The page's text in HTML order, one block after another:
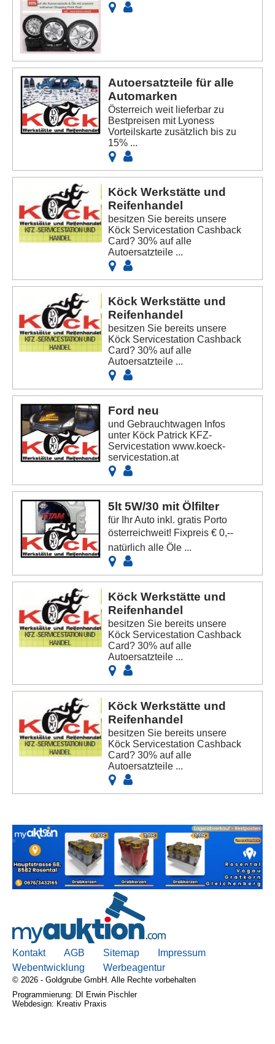
Autoersatzteile für alle
Automarken
Österreich weit lieferbar zu
Bestpreisen mit Lyoness
Vorteilskarte zusätzlich bis zu
15% ...
Köck Werkstätte und
Reifenhandel
besitzen Sie bereits unsere
Köck Servicestation Cashback
Card? 30% auf alle
Autoersatzteile ...
Köck Werkstätte und
Reifenhandel
besitzen Sie bereits unsere
Köck Servicestation Cashback
Card? 30% auf alle
Autoersatzteile ...
Ford neu
und Gebrauchtwagen Infos
unter Köck Patrick KFZ-
Servicestation www.koeck-
servicestation.at
5lt 5W/30 mit Ölfilter
für Ihr Auto inkl. gratis Porto
österreichweit! Fixpreis € 0,--
natürlich alle Öle ...
Köck Werkstätte und
Reifenhandel
besitzen Sie bereits unsere
Köck Servicestation Cashback
Card? 30% auf alle
Autoersatzteile ...
Köck Werkstätte und
Reifenhandel
besitzen Sie bereits unsere
Köck Servicestation Cashback
Card? 30% auf alle
Autoersatzteile ...
Kontakt AGB Sitemap
Impressum
Webentwicklung
Werbeagentur
© 2026 - Goldgrube GmbH. Alle Rechte vorbehalten
Programmierung: DI Erwin Pischler
Webdesign: Kreativ Praxis